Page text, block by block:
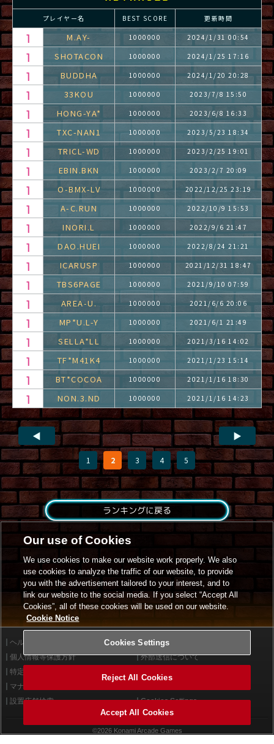
プレイヤー名 BEST SCORE 更新時間
M.AY- 1000000 2024/1/31 00:54
SHOTACON 1000000 2024/1/25 17:16
BUDDHA 1000000 2024/1/20 20:28
33KOU 1000000 2023/7/8 15:50
HONG-YA* 1000000 2023/6/8 16:33
TXC-NAN1 1000000 2023/5/23 18:34
TRICL-WD 1000000 2023/2/25 19:01
EBIN.BKN 1000000 2023/2/7 20:09
O-BMX-LV 1000000 2022/12/25 23:19
A-C.RUN 1000000 2022/10/9 15:53
INORI.L 1000000 2022/9/6 21:47
DAO.HUEI 1000000 2022/8/24 21:21
ICARUSP 1000000 2021/12/31 18:47
TBS6PAGE 1000000 2021/9/10 07:59
AREA-U. 1000000 2021/6/6 20:06
MP*U.L-Y 1000000 2021/6/1 21:49
SELLA*LL 1000000 2021/3/16 14:02
TF*M41K4 1000000 2021/1/23 15:14
BT*COCOA 1000000 2021/1/16 18:30
NON.3.ND 1000000 2021/1/16 14:23
◀
1 2 3 4 5
▶
ランキングに戻る
ヘルプ
利用規約
個人情報等保護方針
外部送信について
特定商取引法に基づく表示
マナー＆ルール
設置店舗検索
Cookies Settings
©2026 Konami Arcade Games
Our use of Cookies
We use cookies to make our website work properly. We also
use cookies to analyze the traffic of our website, to provide
you with the advertisement tailored to your interest, and to
link our website to the social media. If you select “Accept All
Cookies”, all of these cookies will be used on our website.
Cookie Notice
Cookies Settings
Reject All Cookies
Accept All Cookies